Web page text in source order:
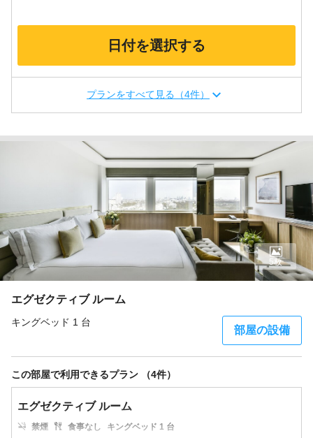
日付を選択する
プランをすべて見る（4件）
エグゼクティブ ルーム
キングベッド 1 台
部屋の設備
5枚
この部屋で利用できるプラン （4件）
エグゼクティブ ルーム
禁煙 食事なし
キングベッド 1 台